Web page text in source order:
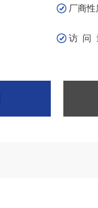
厂商性
访 问